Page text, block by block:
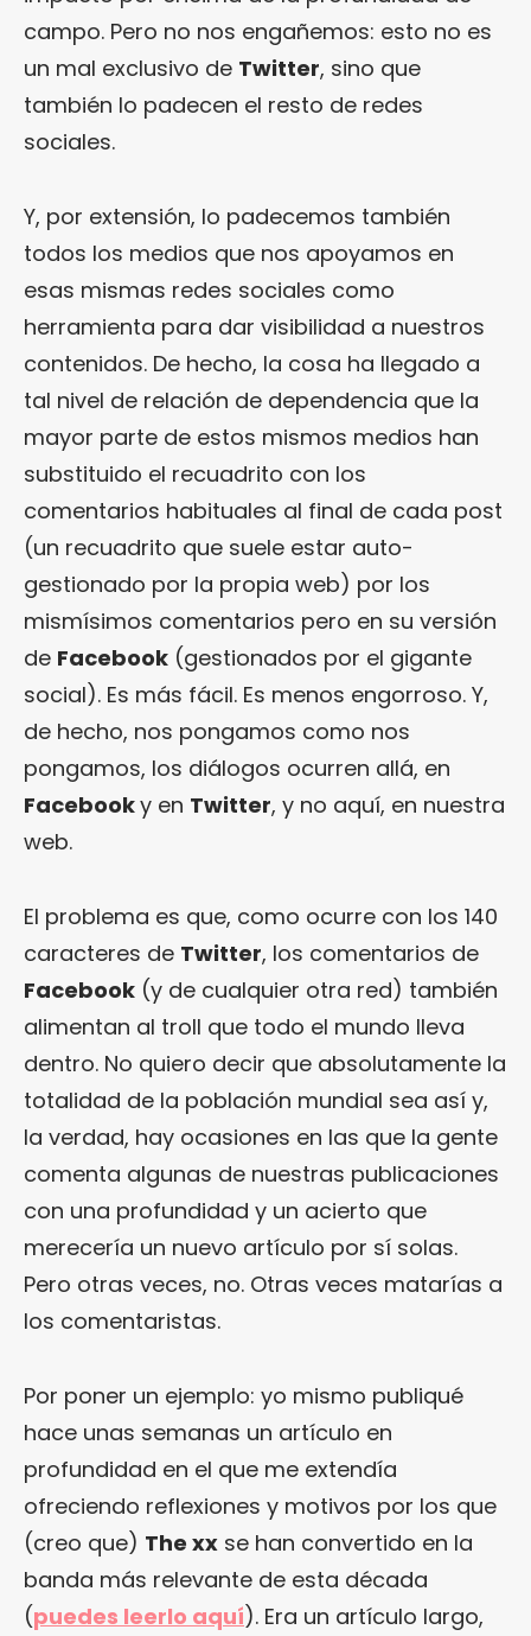
campo. Pero no nos engañemos: esto no es
un mal exclusivo de Twitter, sino que
también lo padecen el resto de redes
sociales.
Y, por extensión, lo padecemos también
todos los medios que nos apoyamos en
esas mismas redes sociales como
herramienta para dar visibilidad a nuestros
contenidos. De hecho, la cosa ha llegado a
tal nivel de relación de dependencia que la
mayor parte de estos mismos medios han
substituido el recuadrito con los
comentarios habituales al final de cada post
(un recuadrito que suele estar auto-
gestionado por la propia web) por los
mismísimos comentarios pero en su versión
de Facebook (gestionados por el gigante
social). Es más fácil. Es menos engorroso. Y,
de hecho, nos pongamos como nos
pongamos, los diálogos ocurren allá, en
Facebooky en Twitter, y no aquí, en nuestra
web.
El problema es que, como ocurre con los 140
caracteres de Twitter, los comentarios de
Facebook (y de cualquier otra red) también
alimentan al troll que todo el mundo lleva
dentro. No quiero decir que absolutamente la
totalidad de la población mundial sea así y,
la verdad, hay ocasiones en las que la gente
comenta algunas de nuestras publicaciones
con una profundidad y un acierto que
merecería un nuevo artículo por sí solas.
Pero otras veces, no. Otras veces matarías a
los comentaristas.
Por poner un ejemplo: yo mismo publiqué
hace unas semanas un artículo en
profundidad en el que me extendía
ofreciendo reflexiones y motivos por los que
(creo que) The xx se han convertido en la
banda más relevante de esta década
(puedes leerlo aquí). Era un artículo largo,